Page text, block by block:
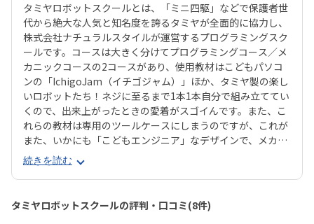
タミヤロボットスクールとは、「ミニ四駆」などで保護者世
代から絶大な人気と知名度を誇るタミヤが全面的に協力し、
株式会社ナチュラルスタイルが運営するプログラミングスク
ールです。コースは大きく分けてプログラミングコース／メ
カニックコースの2コースがあり、使用教材はこどもパソコ
ンの「IchigoJam（イチゴジャム）」ほか、タミヤ製の楽し
いロボットたち！ネジに至るまで1本1本自分で組み立ててい
くので、出来上がったときの愛着がスゴイんです。また、こ
れらの教材は専用のツールケースにしまうのですが、これが
また、いかにも「こどもエンジニア」なデザインで、メカ好
きの心をくすぐります。カリキュラム・教材ともに、ハマる
子はとことんハマれるスクールと言えそうですね。ちなみに
担当者いわく、「当初は『保護者がタミヤファン』きっかけ
で入会されるご家庭が多かったですが、最近は純粋にプログ
ラミングスクールとして選んでいただくことが増えた」そ
続きを読む
タミヤロボットスクールの評判・口コミ(8件)